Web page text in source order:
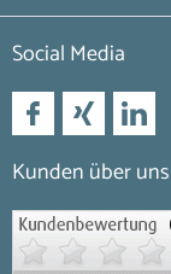
Social Media
Kunden über uns